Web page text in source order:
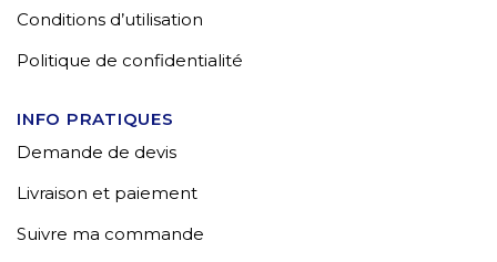
Conditions d’utilisation
Politique de confidentialité
INFO PRATIQUES
Demande de devis
Livraison et paiement
Suivre ma commande